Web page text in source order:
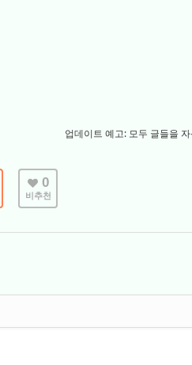
업데이트 예고: 모두 글들을
0
비추천